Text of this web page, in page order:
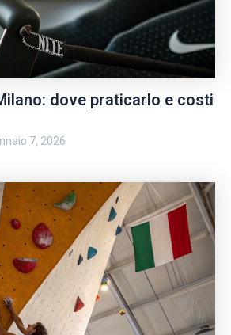
dove praticarlo e costi
7, 2026